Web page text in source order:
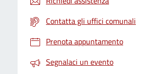
Contatta gli uffici comunali
Prenota appuntamento
Segnalaci un evento